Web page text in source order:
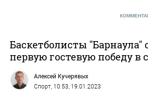
Баскетболисты "Барнаула"
первую гостевую победу в
Алексей Кучерявых
Спорт, 10:53, 19.01.2023